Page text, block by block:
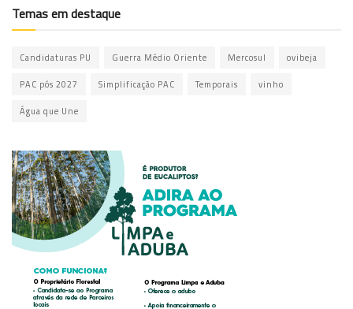
Temas em destaque
Candidaturas PU Guerra Médio Oriente Mercosul ovibeja
PAC pós 2027 Simplificação PAC Temporais vinho
Água que Une